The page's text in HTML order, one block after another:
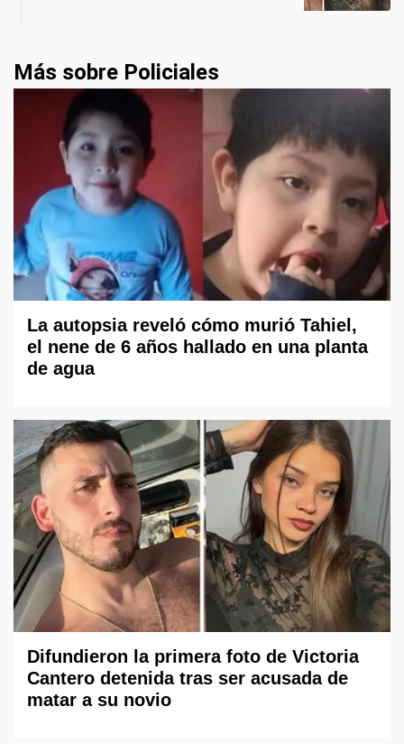
Más sobre Policiales
La autopsia reveló cómo murió Tahiel,
el nene de 6 años hallado en una planta
de agua
Difundieron la primera foto de Victoria
Cantero detenida tras ser acusada de
matar a su novio